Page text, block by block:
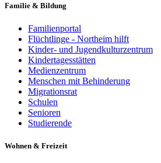
Familie & Bildung
Familienportal
Flüchtlinge - Northeim hilft
Kinder- und Jugendkulturzentrum
Kindertagesstätten
Medienzentrum
Menschen mit Behinderung
Migrationsrat
Schulen
Senioren
Studierende
Wohnen & Freizeit